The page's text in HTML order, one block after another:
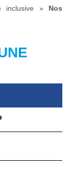
inclusive » Nos